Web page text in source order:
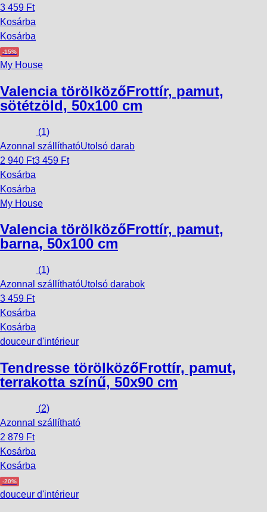
3 459 Ft
Kosárba
Kosárba
-15%
My House
Valencia törölközőFrottír, pamut,
sötétzöld, 50x100 cm
(1)
Azonnal szállíthatóUtolsó darab
2 940 Ft3 459 Ft
Kosárba
Kosárba
My House
Valencia törölközőFrottír, pamut,
barna, 50x100 cm
(1)
Azonnal szállíthatóUtolsó darabok
3 459 Ft
Kosárba
Kosárba
douceur d'intérieur
Tendresse törölközőFrottír, pamut,
terrakotta színű, 50x90 cm
(2)
Azonnal szállítható
2 879 Ft
Kosárba
Kosárba
-20%
douceur d'intérieur